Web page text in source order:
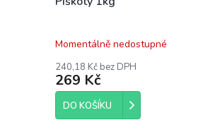
Momentálně nedostupné
240,18 Kč bez DPH
269 Kč
DO KOŠÍKU